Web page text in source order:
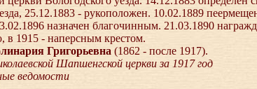
25.12.1883 - рукоположен. 10.02.1889
назначен благочинным. 21.03.1890
в 1915 - наперсным крестом.
Григорьевна (1862 - после 1917).
Шапшенгской церкви за 1917 год
ведомости